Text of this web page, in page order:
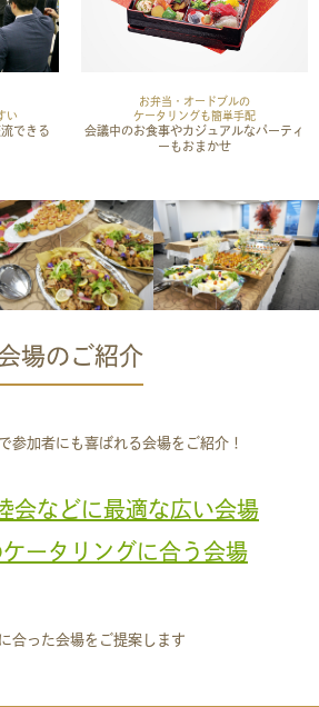
い
できる
お弁当・オードブルの
ケータリングも簡単手配
会議中のお食事やカジュアルなパーティ
ーもおまかせ
場のご紹介
で参加者にも喜ばれる会場をご紹介！
会などに最適な広い会場
ータリングに合う会場
合った会場をご提案します